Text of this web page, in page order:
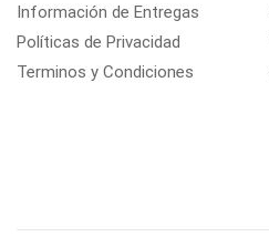
Información de Entregas
Políticas de Privacidad
Terminos y Condiciones